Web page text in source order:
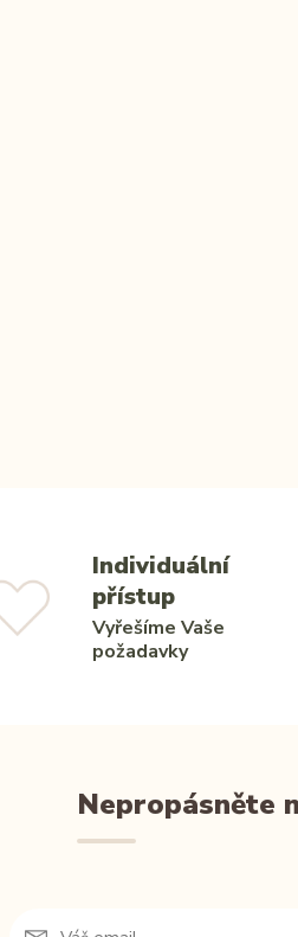
Individuální
přístup
Vyřešíme Vaše
požadavky
Nepropásněte